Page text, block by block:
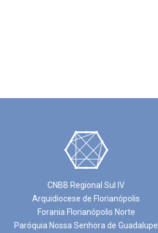
CNBB Regional Sul IV
Arquidiocese de Florianópolis
Forania Florianópolis Norte
Paróquia Nossa Senhora de Guadalupe